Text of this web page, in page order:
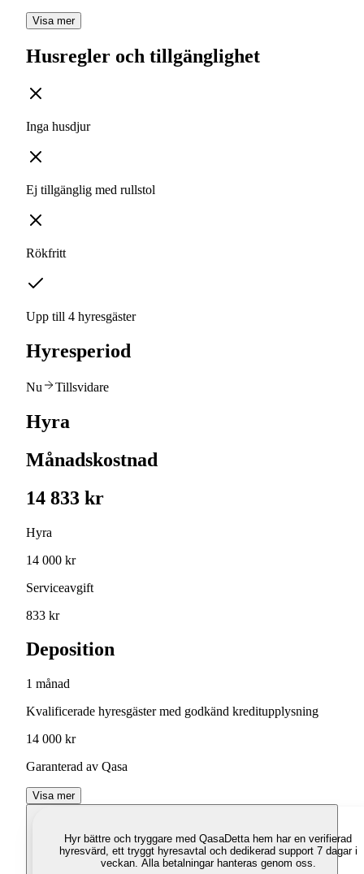
Visa mer
Husregler och tillgänglighet
Inga husdjur
Ej tillgänglig med rullstol
Rökfritt
Upp till 4 hyresgäster
Hyresperiod
Nu Tillsvidare
Hyra
Månadskostnad
14 833 kr
Hyra
14 000 kr
Serviceavgift
833 kr
Deposition
1 månad
Kvalificerade hyresgäster med godkänd kreditupplysning
14 000 kr
Garanterad av Qasa
Visa mer
Hyr bättre och tryggare med QasaDetta hem har en verifierad
hyresvärd, ett tryggt hyresavtal och dedikerad support 7 dagar i
veckan. Alla betalningar hanteras genom oss.